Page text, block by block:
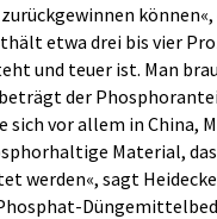
etwa drei bis vier
und teuer ist. Man
der
vor allem in China,
Material,
werden«, sagt